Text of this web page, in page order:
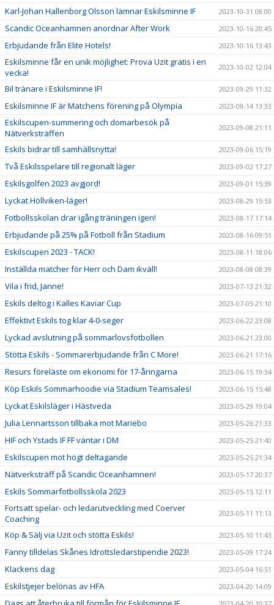
Karl-Johan Hallenborg Olsson lämnar Eskilsminne IF 2023-10-31 08:00
Scandic Oceanhamnen anordnar After Work 2023-10-16 20:45
Erbjudande från Elite Hotels! 2023-10-16 13:43
Eskilsminne får en unik möjlighet: Prova Uzit gratis i en
vecka!
2023-10-02 12:04
Bil tränare i Eskilsminne IF! 2023-09-29 11:32
Eskilsminne IF är Matchens förening på Olympia 2023-09-14 13:33
Eskilscupen-summering och domarbesök på
Nätverksträffen
2023-09-08 21:11
Eskils bidrar till samhällsnytta! 2023-09-06 15:19
Två Eskilsspelare till regionalt läger 2023-09-02 17:27
Eskilsgolfen 2023 avgjord! 2023-09-01 15:39
Lyckat Höllviken-läger! 2023-08-29 15:53
Fotbollsskolan drar igång träningen igen! 2023-08-17 17:14
Erbjudande på 25% på Fotboll från Stadium 2023-08-16 09:51
Eskilscupen 2023 - TACK! 2023-08-11 18:06
Inställda matcher för Herr och Dam ikväll! 2023-08-08 08:39
Vila i frid, Janne! 2023-07-13 21:32
Eskils deltog i Kalles Kaviar Cup 2023-07-05 21:10
Effektivt Eskils tog klar 4-0-seger 2023-06-22 23:08
Lyckad avslutning på sommarlovsfotbollen 2023-06-21 23:00
Stötta Eskils - Sommarerbjudande från C More! 2023-06-21 17:16
Resurs föreläste om ekonomi för 17-åringarna 2023-06-15 19:34
Köp Eskils Sommarhoodie via Stadium Teamsales! 2023-06-15 15:48
Lyckat Eskilsläger i Hästveda 2023-05-29 19:04
Julia Lennartsson tillbaka mot Mariebo 2023-05-26 21:33
HIF och Ystads IF FF väntar i DM 2023-05-25 21:40
Eskilscupen mot högt deltagande 2023-05-25 21:34
Nätverksträff på Scandic Oceanhamnen! 2023-05-17 20:37
Eskils Sommarfotbollsskola 2023 2023-05-15 12:11
Fortsatt spelar- och ledarutveckling med Coerver
Coaching
2023-05-11 11:13
Köp & Sälj via Uzit och stötta Eskils! 2023-05-10 11:43
Fanny tilldelas Skånes Idrottsledarstipendie 2023! 2023-05-09 17:24
Klackens dag 2023-05-04 16:51
Eskilstjejer belönas av HFA 2023-04-20 14:09